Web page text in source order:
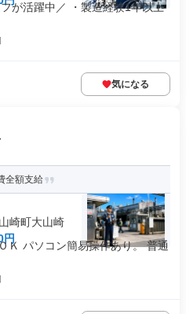
が活躍中／ ・製造経験1年以上
気になる
全額支給
崎町大山崎
円
Ｋ パソコン簡易操作あり。 普通